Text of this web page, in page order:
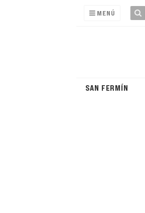
MENÚ
SAN FERMÍN